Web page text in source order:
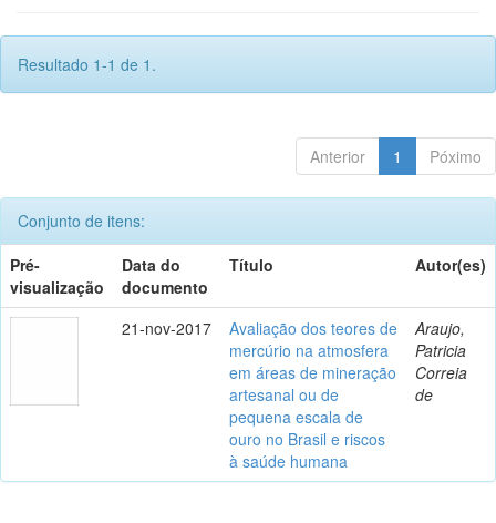
Resultado 1-1 de 1.
Anterior 1 Póximo
Conjunto de itens:
Pré-
visualização
Data do
documento
Título Autor(es)
21-nov-2017
Avaliação dos teores de
mercúrio na atmosfera
em áreas de mineração
artesanal ou de
pequena escala de
ouro no Brasil e riscos
à saúde humana
Araujo,
Patricia
Correia
de